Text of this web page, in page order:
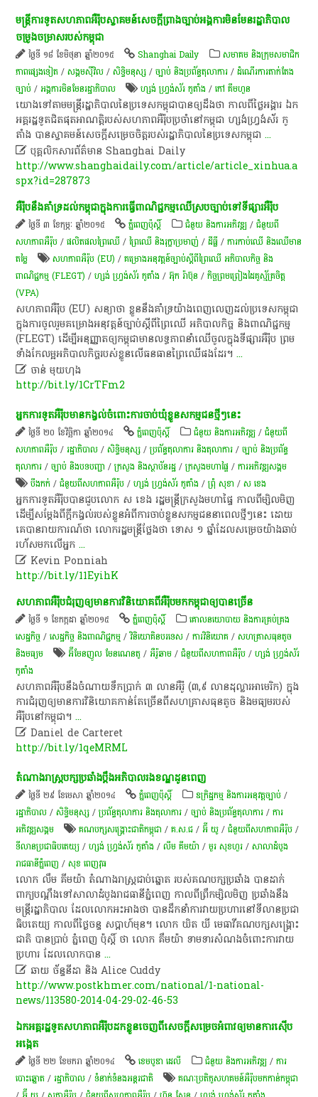
មន្ត្រី​ការទូត​សហភាព​អឺរ៉ុប​ស្វាគមន៍​សេចក្តីព្រាងច្បាប់​អង្គការ​មិនមែន​រដ្ឋាភិបាល​
ចម្រូងចម្រាស​របស់​កម្ពុជា​
ថ្ងៃទី ១៨ ខែមិថុនា ឆ្នាំ២០១៥ Shanghai Daily
សមាគម និងក្រុមសមាជិក
ភាពផ្សេងទៀត /សង្គមស៊ីវិល /សិទ្ធិមនុស្ស /ច្បាប់ និងប្រព័ន្ធតុលាការ /ដំណើរការតាក់តែង
ច្បាប់ /អង្គការមិនមែនរដ្ឋាភិបាល ហ្សង់ ហ្វ្រង់ស័រ កូតាំង/កៅ គឹមហួន
យោង​ទៅ​តាម​មន្ត្រី​រដ្ឋាភិបាល​នៃ​ប្រទេស​កម្ពុជា​បាន​ឲ្យ​ដឹង​ថា​ កាលពី​ថ្ងៃ​អង្គារ​ ឯក​
អគ្គ​រដ្ឋទូត​ជិត​ផុត​អាណត្តិ​របស់​សហភាព​អឺរ៉ុប​ប្រចាំ​នៅ​កម្ពុជា​ ហ្ស​ង់​ហ្វ្រ​ង់​ស័​រ​ កូ​
តាំង​ បាន​​ស្វាគមន៍​សេចក្តីសម្រេច​ចិត្ត​របស់​រដ្ឋាភិបាល​នៃ​ប្រទេស​កម្ពុជា...
 បុគ្គលិកសារព័ត៌មាន Shanghai Daily
http://www.shanghaidaily.com/article/article_xinhua.a
spx?id=287873
អឺរ៉ុប​នឹង​គាំទ្រ​ដល់​កម្ពុជា​ក្នុង​ការ​ធ្វើ​ពាណិជ្ជកម្ម​ឈើ​ស្រប​ច្បាប់​ទៅ​ទីផ្សារ​អឺរ៉ុប
ថ្ងៃទី ៣ ខែកុម្ភៈ ឆ្នាំ២០១៥ ភ្នំពេញប៉ុស្តិ៍ ជំនួយ និងការអភិវឌ្ឍ /ជំនួយពី
សហភាពអឺរ៉ុប /​ផលិតផល​ព្រៃឈើ​ /ព្រៃឈើ និងរុក្ខាប្រមាញ់ /ដីធ្លី /ការកាប់​ឈើ និង​ឈើ​មាន
តម្លៃ​
សហភាពអឺរ៉ុប (EU) /​គម្រោង​អនុវត្តន៍​ច្បាប់​ស្តីពី​ព្រៃឈើ អភិបាល​កិច្ច និង​
ពាណិជ្ជកម្ម (FLEGT) /ហ្សង់ ហ្វ្រង់ស័រ កូតាំង/អ៊ុក រ៉ាប៊ុន /​កិច្ច​ព្រម​ព្រៀង​ដៃគូ​ស្ម័គ្រ​ចិត្ត
(VPA)
សហភាព​អឺរ៉ុប (EU) សន្យា​ថា ខ្លួន​នឹង​គាំទ្រ​យ៉ាង​ពេញ​លេញ​ដល់​ប្រទេស​កម្ពុជា
ក្នុង​ការ​ចូល​រួម​គម្រោង​អនុវត្តន៍​ច្បាប់​ស្តីពី​ព្រៃឈើ អភិបាល​កិច្ច និង​ពាណិជ្ជកម្ម
(FLEGT) ដើម្បី​អនុញ្ញាត​ឲ្យ​កម្ពុជា​មាន​លទ្ធភាព​នាំ​ឈើ​ចូល​ក្នុង​ទីផ្សារ​អឺរ៉ុប ព្រម​
ទាំង​កែលម្អ​អភិបាល​កិច្ច​របស់​ខ្លួន​លើ​ធនធាន​ព្រៃឈើ​ផង​ដែរ។...
 ចាន់ មុយហុង
http://bit.ly/1CrTFm2
អ្នក​ការ​ទូត​អឺរ៉ុប​មាន​កង្វល់​ចំពោះ​ការ​ចាប់​ឃុំ​ខ្លួន​សកម្មជន​ថ្មីៗ​នេះ
ថ្ងៃទី ២០ ខែវិច្ឆិកា ឆ្នាំ២០១៤ ភ្នំពេញប៉ុស្តិ៍ ជំនួយ និងការអភិវឌ្ឍ /ជំនួយពី
សហភាពអឺរ៉ុប /រដ្ឋាភិបាល /សិទ្ធិមនុស្ស /ប្រព័ន្ធតុលាការ និងតុលាការ /ច្បាប់ និងប្រព័ន្ធ
តុលាការ /ច្បាប់ និងបទបញ្ជា /ក្រសួង និងស្ថាប័នរដ្ឋ /ក្រសួងមហាផ្ទៃ /ការ​អភិវឌ្ឍ​សង្គម
បឹងកក់ /ជំនួយពីសហភាពអឺរ៉ុប /ហ្សង់ ហ្វ្រង់ស័រ កូតាំង/ព្រុំ សុខា /ស ខេង
អ្នក​ការ​ទូត​អឺរ៉ុប​បាន​ជួប​លោក ស ខេង រដ្ឋ​មន្រ្តី​ក្រសួង​មហាផ្ទៃ កាល​ពី​ម្សិល​មិញ​
ដើម្បី​សម្តែង​ពី​ក្តី​កង្វល់​របស់​ខ្លួន​អំពី​ការ​ចាប់​ខ្លួន​សកម្មជន​នា​ពេល​ថ្មីៗ​នេះ ដោយ​
គេ​បាន​រាយការណ៍​ថា លោក​រដ្ឋ​មន្រ្តី​ថ្លែង​ថា ទោស ១ ឆ្នាំ​ដែល​សម្រេច​យ៉ាង​ឆាប់​
រហ័ស​មក​លើ​អ្នក...
 Kevin Ponniah
http://bit.ly/11EyihK
សហភាព​អឺរ៉ុប​ជំរុញ​ឲ្យ​មាន​ការ​វិនិយោគ​ពី​អឺរ៉ុប​មក​កម្ពុជា​ឲ្យ​បាន​ច្រើន
ថ្ងៃទី ១ ខែកក្កដា ឆ្នាំ២០១៥ ភ្នំពេញប៉ុស្តិ៍
គោលនយោបាយ និងការគ្រប់គ្រង
សេដ្ឋកិច្ច /សេដ្ឋកិច្ច និងពាណិជ្ជកម្ម /វិនិយោគិនបរទេស /ការវិនិយោគ /សហគ្រាសធុនតូច
និងមធ្យម
អ៊ីមែនញូល មែនណេនតូ /អឺរ៉ូឆាម /ជំនួយពីសហភាពអឺរ៉ុប /ហ្សង់ ហ្វ្រង់ស័រ
កូតាំង
សហភាព​អឺរ៉ុប​នឹង​ចំណាយ​ទឹក​ប្រាក់ ៣ លាន​អឺរ៉ូ (៣,៩ លាន​ដុល្លារ​អាមេរិក) ក្នុង​
ការ​ជំរុញ​ឲ្យ​មាន​ការ​វិនិយោគ​កាន់​តែ​ច្រើន​ពី​សហគ្រាស​ធុន​តូច និង​មធ្យម​របស់​
អឺរ៉ុប​នៅ​កម្ពុជា។...
 Daniel de Carteret
http://bit.ly/1qeMRML
តំណាង​រាស្ត្រ​បក្ស​ប្រឆាំង​ប្តឹង​អភិបាល​រង​ខណ្ឌ​ដូនពេញ
ថ្ងៃទី ២៩ ខែមេសា ឆ្នាំ២០១៤ ភ្នំពេញប៉ុស្តិ៍ ឧក្រិដ្ឋកម្ម និងការអនុវត្តច្បាប់ /
រដ្ឋាភិបាល /សិទ្ធិមនុស្ស /ប្រព័ន្ធតុលាការ និងតុលាការ /ច្បាប់ និងប្រព័ន្ធតុលាការ /ការ​
អភិវឌ្ឍ​សង្គម
គណបក្សសង្គ្រោះជាតិកម្ពុជា /គ.ស.ជ /អ៊ី យូ /ជំនួយពីសហភាពអឺរ៉ុប /
ទីលានប្រជាធិបតេយ្យ /ហ្សង់ ហ្វ្រង់ស័រ កូតាំង/លឹម គីមយ៉ា /មួរ សុខហួរ /សាលាដំបូង
រាជធានីភ្នំពេញ /សុខ ពេញវុធ
លោក លឹម គីមយ៉ា តំណាង​រាស្រ្ត​ជាប់​ឆ្នោត របស់​គណបក្ស​ប្រឆាំង បាន​ដាក់​
ពាក្យ​បណ្តឹង​ទៅ​សាលា​ដំបូង​រាជធានី​ភ្នំពេញ កាល​ពី​ព្រឹក​ម្សិលមិញ ប្រឆាំង​នឹង​
មន្រ្តី​រដ្ឋាភិបាល ដែល​លោក​អះអាង​ថា បាន​ដឹក​នាំ​ការ​វាយ​ប្រហារ​នៅ​ទីលាន​ប្រជា
ធិបតេយ្យ កាល​ពី​ថ្ងៃ​ចន្ទ សប្តាហ៍​មុន។ លោក ឃិត ឃី មេធាវី​គណបក្ស​សង្គ្រោះ​
ជាតិ បាន​ប្រាប់ ភ្នំពេញ ប៉ុស្តិ៍ ថា លោក គឹមយ៉ា ទាមទារ​សំណង​ចំពោះ​ការ​វាយ
ប្រហារ ដែល​លោក​បាន...
 ឆាយ ច័ន្ទនីដា និង Alice Cuddy
http://www.postkhmer.com/national/1-national-
news/113580-2014-04-29-02-46-53
ឯកអគ្គរដ្ឋទូត​សហភាព​អឺរ៉ុប​ដកខ្លួន​ចេញពី​សេចក្តីសម្រេច​អំពាវ​ឲ្យ​មានការ​ស៊ើប
អង្កេត​
ថ្ងៃទី ២២ ខែមករា ឆ្នាំ២០១៤ ខេមបូឌា ដេលី ជំនួយ និងការអភិវឌ្ឍ /ការ
បោះឆ្នោត /រដ្ឋាភិបាល /ទំនាក់ទំនងអន្តរជាតិ
គណៈប្រតិភូសហគមន៍អឺរ៉ុបមកកាន់កម្ពុជា